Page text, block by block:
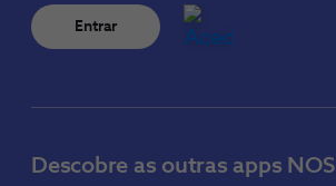
Entrar
Descobre as outras apps NOS